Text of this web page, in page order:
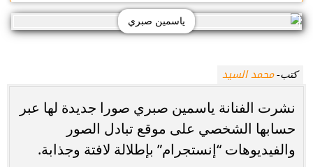
ياسمين صبري
كتب-محمد السيد
نشرت الفنانة ياسمين صبري صورا جديدة لها عبر
حسابها الشخصي على موقع تبادل الصور
والفيديوهات “إنستجرام” بإطلالة لافتة وجذابة.